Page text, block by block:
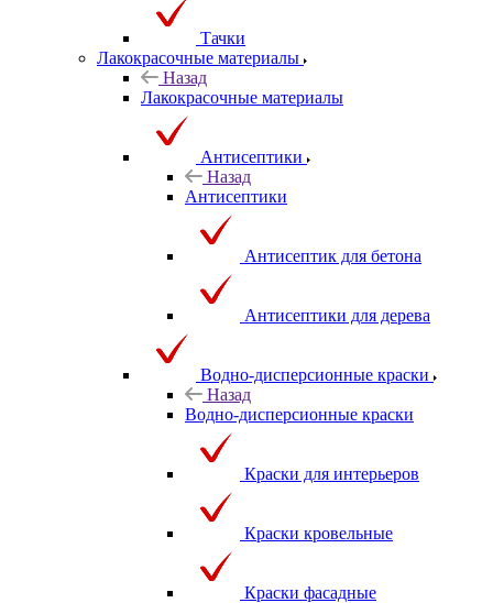
Тачки
Лакокрасочные материалы
Назад
Лакокрасочные материалы
Антисептики
Назад
Антисептики
Антисептик для бетона
Антисептики для дерева
Водно-дисперсионные краски
Назад
Водно-дисперсионные краски
Краски для интерьеров
Краски кровельные
Краски фасадные